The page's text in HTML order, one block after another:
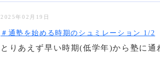
2025年02月19日
＃通塾を始める時期のシュミレーション 1/2
とりあえず早い時期(低学年)から塾に通